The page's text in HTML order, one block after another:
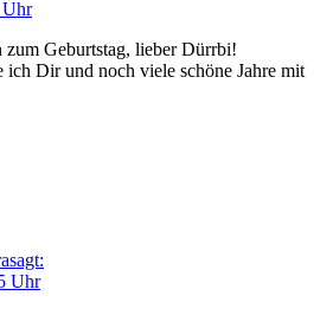
Uhr
Geburtstag, lieber Dürrbi!
ich Dir und noch viele schöne Jahre mit
sagt:
Uhr